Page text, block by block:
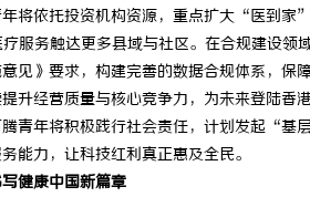
依托投资机构资源，重点扩大“医到家
服务触达更多县域与社区。在合规建设
见》要求，构建完善的数据合规体系，保
升经营质量与核心竞争力，为未来登陆香
年将积极践行社会责任，计划发起“基
能力，让科技红利真正惠及全民。
健康中国新篇章